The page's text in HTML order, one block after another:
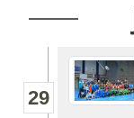
29